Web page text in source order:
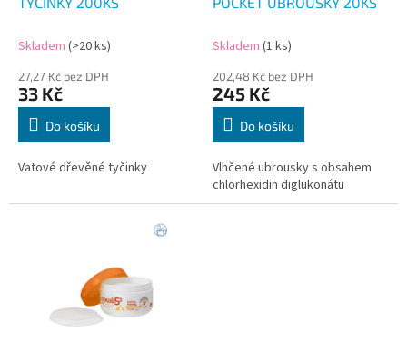
Skladem (>20 ks)
27,27 Kč bez DPH
33 Kč
Do košíku
Vatové dřevěné tyčinky
Skladem (1 ks)
202,48 Kč bez DPH
245 Kč
Do košíku
Vlhčené ubrousky s obsahem
chlorhexidin diglukonátu